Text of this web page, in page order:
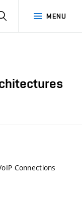
MENU
Connections